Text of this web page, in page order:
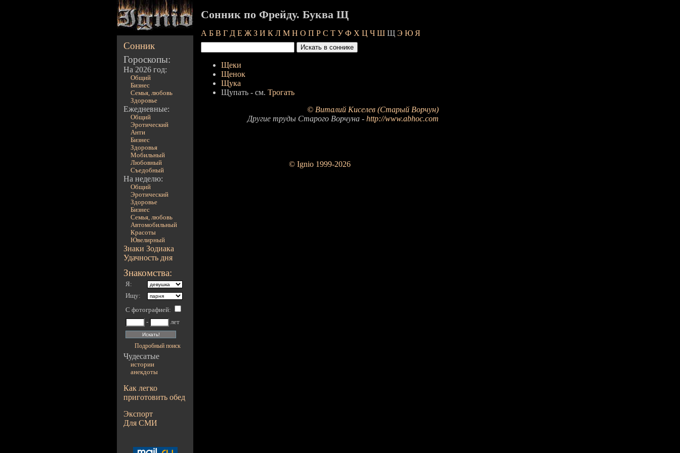
Сонник
Гороскопы:
На 2026 год:
Общий
Бизнес
Семья, любовь
Здоровье
Ежедневные:
Общий
Эротический
Анти
Бизнес
Здоровья
Мобильный
Любовный
Съедобный
На неделю:
Общий
Эротический
Здоровье
Бизнес
Семья, любовь
Автомобильный
Красоты
Ювелирный
Знаки Зодиака
Удачность дня
Знакомства:
Я:
Ищу:
С фотографией:
-
лет
Подробный поиск
Чудесатые
истории
анекдоты
Как легко
приготовить обед
Экспорт
Для СМИ
Сонник по Фрейду. Буква Щ
А Б В Г Д Е Ж З И К Л М Н О П Р С Т У Ф Х Ц Ч Ш Щ Э Ю Я
Щеки
Щенок
Щука
Щупать - см. Трогать
© Виталий Киселев (Старый Ворчун)
Другие труды Старого Ворчуна - http://www.abhoc.com
© Ignio 1999-2026